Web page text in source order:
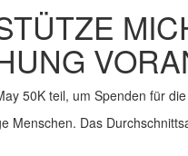
50K teil, um Spenden für
Menschen. Das